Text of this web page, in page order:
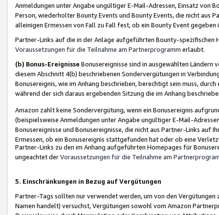
Anmeldungen unter Angabe ungültiger E-Mail-Adressen, Einsatz von
Person, wiederholter Bounty Events und Bounty Events, die nicht
alleinigen Ermessen von Fall zu Fall fest, ob ein Bounty Event
Partner-Links auf die in der Anlage aufgeführten Bounty-spezifischen
Voraussetzungen für die Teilnahme am Partnerprogramm erlaubt.
(b) Bonus-Ereignisse Bonusereignisse sind in ausgewählten Ländern
diesem Abschnitt 4(b) beschriebenen Sondervergütungen in
Bonusereignis, wie im Anhang beschrieben, berechtigt sein muss,
während der sich daraus ergebenden Sitzung die im Anhang
Amazon zahlt keine Sondervergütung, wenn ein Bonusereignis
(beispielsweise Anmeldungen unter Angabe ungültiger E-Mail-
Bonusereignisse und Bonusereignisse, die nicht aus Partner-Links auf
Ermessen, ob ein Bonusereignis stattgefunden hat oder ob eine
Partner-Links zu den im Anhang aufgeführten Homepages für
ungeachtet derVoraussetzungen für die Teilnahme am
5. Einschränkungen in Bezug auf Vergütungen
Partner-Tags sollten nur verwendet werden, um von den
Namen handelt) versuchst, Vergütungen sowohl vom Amazon